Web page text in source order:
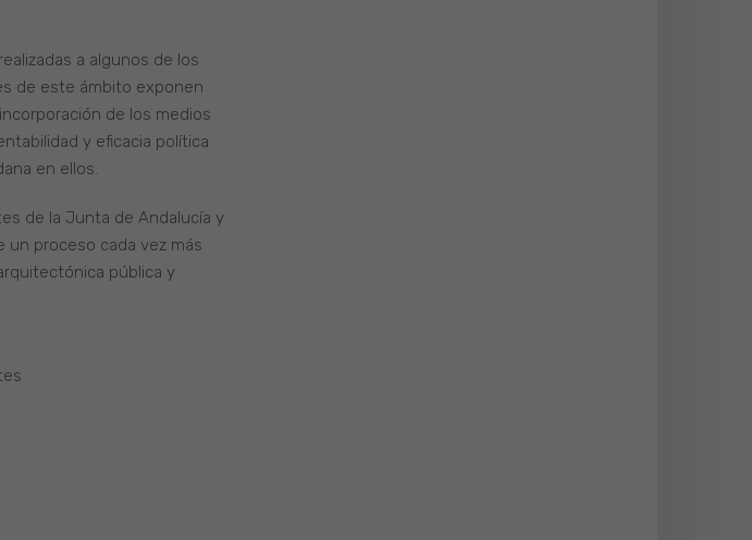
a algunos de los
de este ámbito exponen
de los medios
y eficacia política
en ellos.
de la Junta de Andalucía y
un proceso cada vez más
pública y